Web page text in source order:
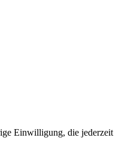
Einwilligung, die jederzeit